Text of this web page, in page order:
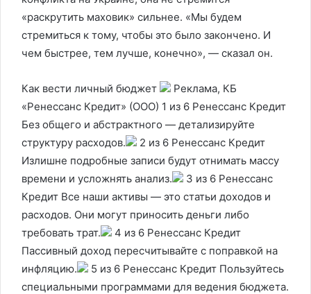
«раскрутить маховик» сильнее. «Мы будем
стремиться к тому, чтобы это было закончено. И
чем быстрее, тем лучше, конечно», — сказал он.
Как вести личный бюджет
Реклама, КБ
«Ренессанс Кредит» (ООО) 1 из 6 Ренессанс Кредит
Без общего и абстрактного — детализируйте
структуру расходов.
2 из 6 Ренессанс Кредит
Излишне подробные записи будут отнимать массу
времени и усложнять анализ.
3 из 6 Ренессанс
Кредит Все наши активы — это статьи доходов и
расходов. Они могут приносить деньги либо
требовать трат.
4 из 6 Ренессанс Кредит
Пассивный доход пересчитывайте с поправкой на
инфляцию.
5 из 6 Ренессанс Кредит Пользуйтесь
специальными программами для ведения бюджета.